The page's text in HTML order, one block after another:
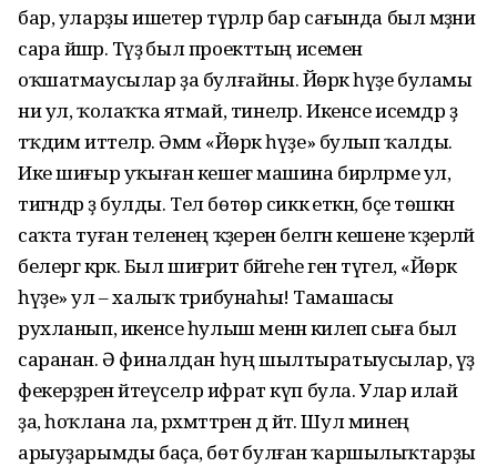
бар, уларҙы ишетер түрәләр бар сағында был мәҙәни
сара йәшәр. Тәүҙә был проекттың исемен
оҡшатмаусылар ҙа булғайны. Йөрәк һүҙе буламы
ни ул, ҡолаҡҡа ятмай, тинеләр. Икенсе исемдәр ҙә
тәҡдим иттеләр. Әммә «Йөрәк һүҙе» булып ҡалды.
Ике шиғыр уҡыған кешегә машина бирәләрме ул,
тигәндәр ҙә булды. Тел бөтөр сиккә еткән, бәҫе төшкән
саҡта туған теленең ҡәҙерен белгән кешене ҡәҙерләй
белергә кәрәк. Был шиғриәт бәйгеһе генә түгел, «Йөрәк
һүҙе» ул – халыҡ трибунаһы! Тамашасы
рухланып, икенсе һулыш менән килеп сыға был
саранан. Ә финалдан һуң шылтыратыусылар, үҙ
фекерҙәрен әйтеүселәр ифрат күп була. Улар илай
ҙа, һоҡлана ла, рәхмәттәрен дә әйтә. Шул минең
арыуҙарымды баҫа, бөтә булған ҡаршылыҡтарҙы